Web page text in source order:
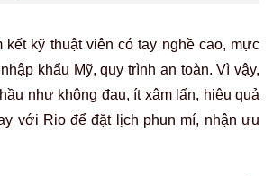
kết kỹ thuật viên có tay nghề cao, mực
khẩu Mỹ, quy trình an toàn. Vì vậy,
như không đau, ít xâm lấn, hiệu quả
với Rio để đặt lịch phun mí, nhận ưu